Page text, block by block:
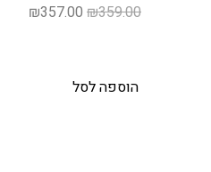
₪359.00
₪357.00
הוספה לסל